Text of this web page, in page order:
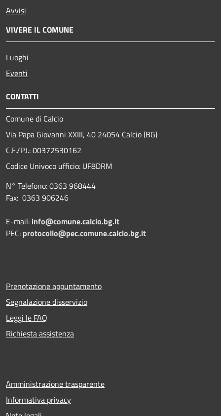
Avvisi
VIVERE IL COMUNE
Luoghi
Eventi
CONTATTI
Comune di Calcio
Via Papa Giovanni XXIII, 40 24054 Calcio (BG)
C.F./P.I.: 00372530162
Codice Univoco ufficio: UF8DRM
N° Telefono: 0363 968444
Fax: 0363 906246
E-mail: info@comune.calcio.bg.it
PEC: protocollo@pec.comune.calcio.bg.it
Prenotazione appuntamento
Segnalazione disservizio
Leggi le FAQ
Richiesta assistenza
Amministrazione trasparente
Informativa privacy